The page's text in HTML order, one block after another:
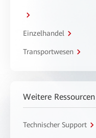
Einzelhandel
Transportwesen
Weitere Ressourcen
Technischer Support